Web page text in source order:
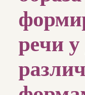
речи у